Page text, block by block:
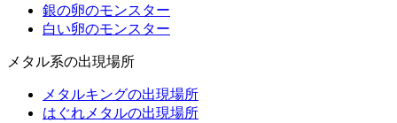
銀の卵のモンスター
白い卵のモンスター
メタル系の出現場所
メタルキングの出現場所
はぐれメタルの出現場所